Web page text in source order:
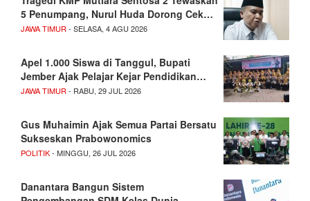
5 Penumpang, Nurul Huda Dorong Cek…
JAWA TIMUR - SELASA, 4 AGU 2026
Apel 1.000 Siswa di Tanggul, Bupati
Jember Ajak Pelajar Kejar Pendidikan…
JAWA TIMUR - RABU, 29 JUL 2026
Gus Muhaimin Ajak Semua Partai Bersatu
Sukseskan Prabowonomics
POLITIK- MINGGU, 26 JUL 2026
Danantara Bangun Sistem